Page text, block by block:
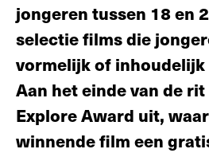
jongeren tussen 18 en
selectie films die
vormelijk of inhoudelijk
Aan het einde van de
Explore Award uit,
winnende film een